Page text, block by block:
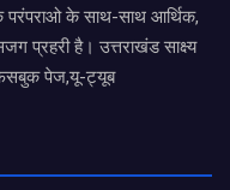
परंपराओ के साथ-साथ आर्थिक,
प्रहरी है। उत्तराखंड साक्ष्य
पेज,यू-ट्यूब